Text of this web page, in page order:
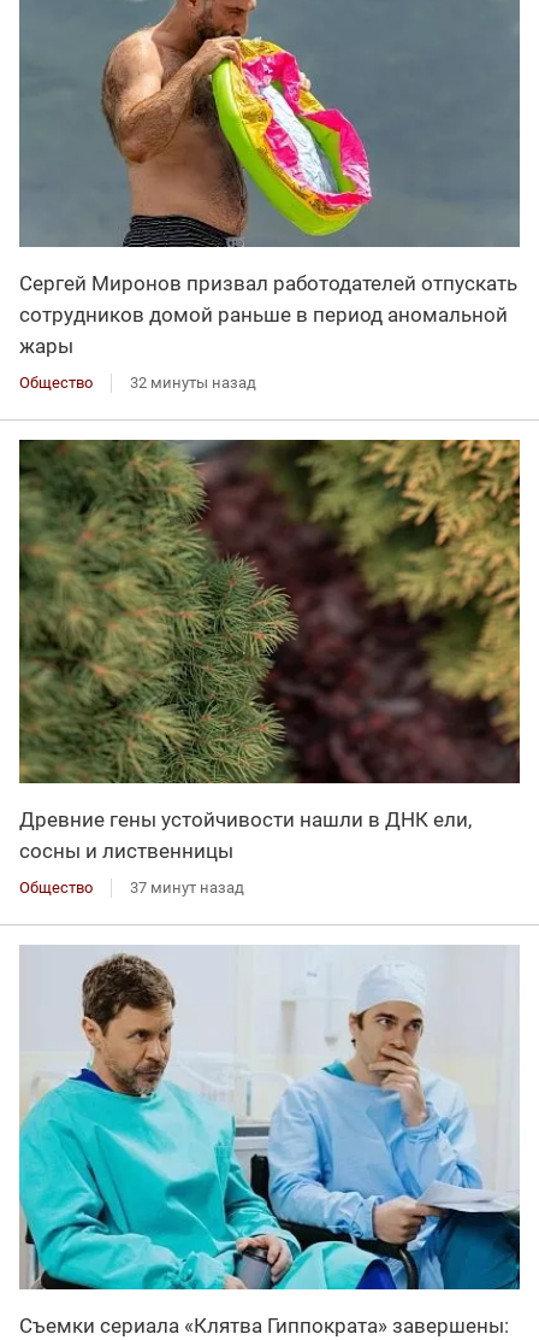
Сергей Миронов призвал работодателей отпускать
сотрудников домой раньше в период аномальной
жары
Общество 32 минуты назад
Древние гены устойчивости нашли в ДНК ели,
сосны и лиственницы
Общество 37 минут назад
Съемки сериала «Клятва Гиппократа» завершены: